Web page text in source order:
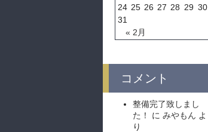
« 2月
24 25 26 27 28 29 30
31
コメント
整備完了致しまし
た！
に みやもん よ
り